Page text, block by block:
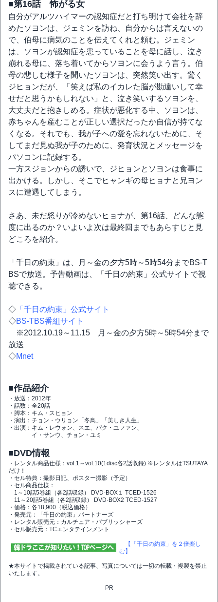
■第16話 怖がる女
自分がアルツハイマーの認知症だと打ち明けて会社を辞
めたソヨンは、ジェミンを訪ね、自分からは言えないの
で、伯母に病気のことを伝えてくれと頼む。ジェミン
は、ソヨンが認知症を患っていることを母に話し、泣き
崩れる母に、落ち着いてからソヨンに会うよう言う。伯
母の悲しむ様子を聞いたソヨンは、突然笑い出す。驚く
ジヒョンだが、「笑えば私のイカレた脳が勘違いして幸
せだと思うかもしれない」と、泣き笑いするソヨンを、
大丈夫だと抱きしめる。症状が悪化する中、ソヨンは、
赤ちゃんを産むことが正しい選択だったか自信が持てな
くなる。それでも、我が子への愛を忘れないために、そ
してまだ見ぬ我が子のために、発育状況とメッセージを
パソコンに記録する。
一方スジョンからの誘いで、ジヒョンとソヨンは食事に
出かける。しかし、そこでヒャンギの母ヒョナと兄ヨン
スに遭遇してしまう。
さあ、未だ怒りが冷めないヒョナが、第16話、どんな態
度に出るのか？いよいよ次は最終回までもあらすじと見
どころを紹介。
「千日の約束」は、月～金の夕方5時～5時54分までBS-T
BSで放送。予告動画は、「千日の約束」公式サイトで視
聴できる。
◇ 「千日の約束」公式サイト
◇BS-TBS番組サイト
※2012.10.19～11.15 月～金の夕方5時～5時54分まで
放送
◇Mnet
■作品紹介
・放送：2012年
・話数：全20話
・脚本：キム・スヒョン
・演出：チョン・ウリョン「冬鳥」「美しき人生」
・出演：キム・レウォン、スエ、パク・ユファン、
イ・サンウ、チョン・ユミ
■DVD情報
・レンタル商品仕様：vol.1～vol.10(1disc各2話収録) ※レンタルはTSUTAYA
だけ！
・セル特典：撮影日記、ポスター撮影（予定）
・セル商品仕様：
1～10話5巻組（各2話収録） DVD-BOX１ TCED-1526
11～20話5巻組（各2話収録） DVD-BOX2 TCED-1527
・価格：各18,900（税込価格）
・発売元：「千日の約束」パートナーズ
・レンタル販売元：カルチュア・パブリッシャーズ
・セル販売元：TCエンタテインメント
【「千日の約束」を２倍楽し
む】
★本サイトで掲載されている記事、写真については一切の転載・複製を禁止
いたします。
PR